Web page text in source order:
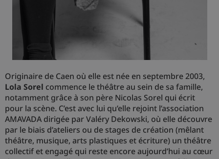
Originaire de Caen où elle est née en septembre 2003,
Lola Sorel commence le théâtre au sein de sa famille,
notamment grâce à son père Nicolas Sorel qui écrit
pour la scène. C’est avec lui qu’elle rejoint l’association
AMAVADA dirigée par Valéry Dekowski, où elle découvre
par le biais d’ateliers ou de stages de création (mêlant
théâtre, musique, arts plastiques et écriture) un théâtre
collectif et engagé qui reste encore aujourd’hui au cœur